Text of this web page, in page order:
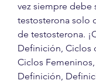
vez siempre debe
testosterona solo
de testosterona.
Definición, Ciclos
Ciclos
Definición,